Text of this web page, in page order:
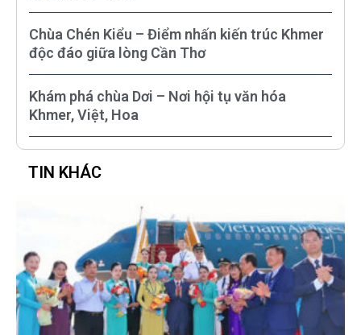
Chùa Chén Kiểu – Điểm nhấn kiến trúc Khmer
độc đáo giữa lòng Cần Thơ
Khám phá chùa Dơi – Nơi hội tụ văn hóa
Khmer, Việt, Hoa
TIN KHÁC